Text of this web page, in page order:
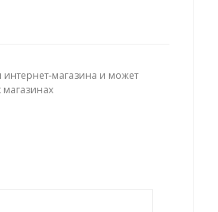
интернет-магазина и может
магазинах